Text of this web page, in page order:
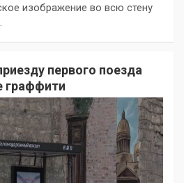
изображение во всю стену
первого поезда
граффити